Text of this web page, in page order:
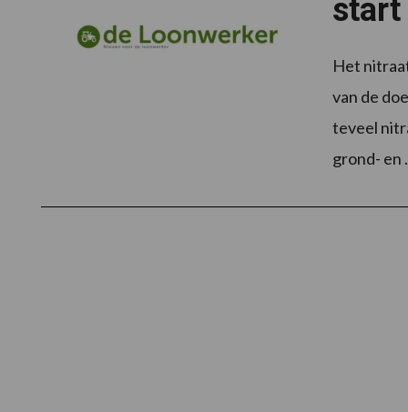
start
Het
van de
teveel
grond- en